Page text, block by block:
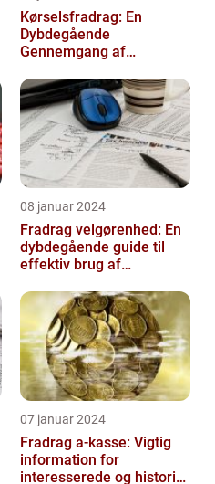
Kørselsfradrag: En
Dybdegående
Gennemgang af
Historiske Udvikling
08 januar 2024
Fradrag velgørenhed: En
dybdegående guide til
effektiv brug af
07 januar 2024
Fradrag a-kasse: Vigtig
information for
interesserede og historisk